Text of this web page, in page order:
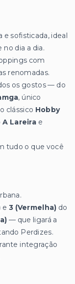
sofisticada, ideal
dia a dia.
com
renomadas.
os gostos — do
, único
clássico Hobby
A Lareira e
tudo o que você
e 3 (Vermelha) do
— que ligará a
Perdizes.
integração